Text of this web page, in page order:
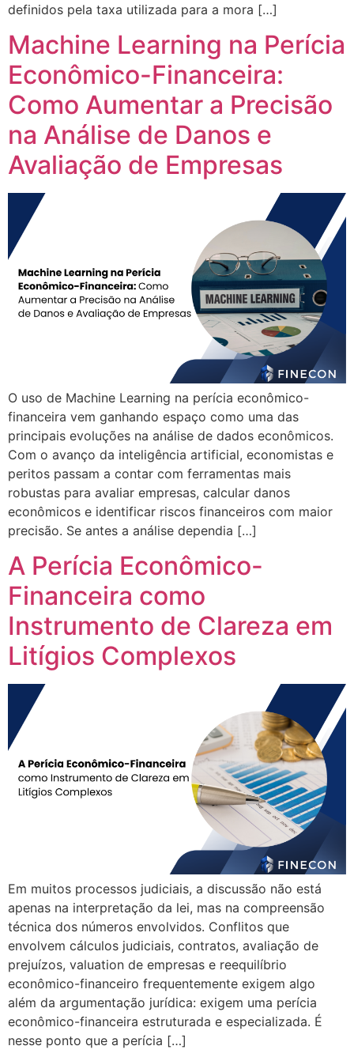
definidos pela taxa utilizada para a mora […]
Machine Learning na Perícia
Econômico-Financeira:
Como Aumentar a Precisão
na Análise de Danos e
Avaliação de Empresas
O uso de Machine Learning na perícia econômico-
financeira vem ganhando espaço como uma das
principais evoluções na análise de dados econômicos.
Com o avanço da inteligência artificial, economistas e
peritos passam a contar com ferramentas mais
robustas para avaliar empresas, calcular danos
econômicos e identificar riscos financeiros com maior
precisão. Se antes a análise dependia […]
A Perícia Econômico-
Financeira como
Instrumento de Clareza em
Litígios Complexos
Em muitos processos judiciais, a discussão não está
apenas na interpretação da lei, mas na compreensão
técnica dos números envolvidos. Conflitos que
envolvem cálculos judiciais, contratos, avaliação de
prejuízos, valuation de empresas e reequilíbrio
econômico-financeiro frequentemente exigem algo
além da argumentação jurídica: exigem uma perícia
econômico-financeira estruturada e especializada. É
nesse ponto que a perícia […]